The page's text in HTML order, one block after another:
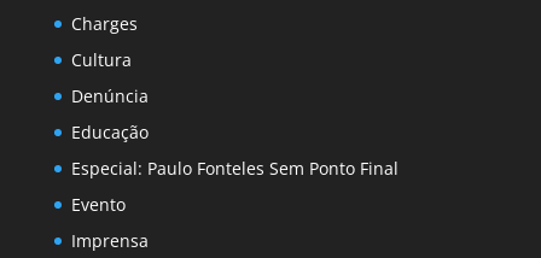
Charges
Cultura
Denúncia
Educação
Especial: Paulo Fonteles Sem Ponto Final
Evento
Imprensa